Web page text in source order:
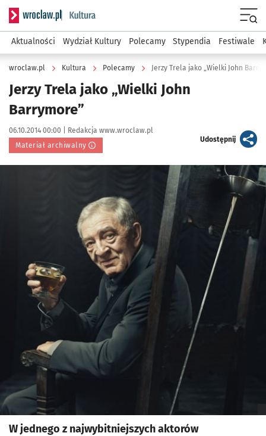
Serwis informacyjny wroclaw.pl podserwis: Kultura
Aktualności Wydział Kultury Polecamy Stypendia Festiwale
wroclaw.pl Kultura Polecamy Jerzy Trela jako „Wielki John
Jerzy Trela jako „Wielki John
Barrymore”
Data publikacji:
06.10.2014 00:00 | Autor:
Redakcja www.wroclaw.pl
Materiał archiwalny
Udostępnijartykuł
W jednego z najwybitniejszych aktorów